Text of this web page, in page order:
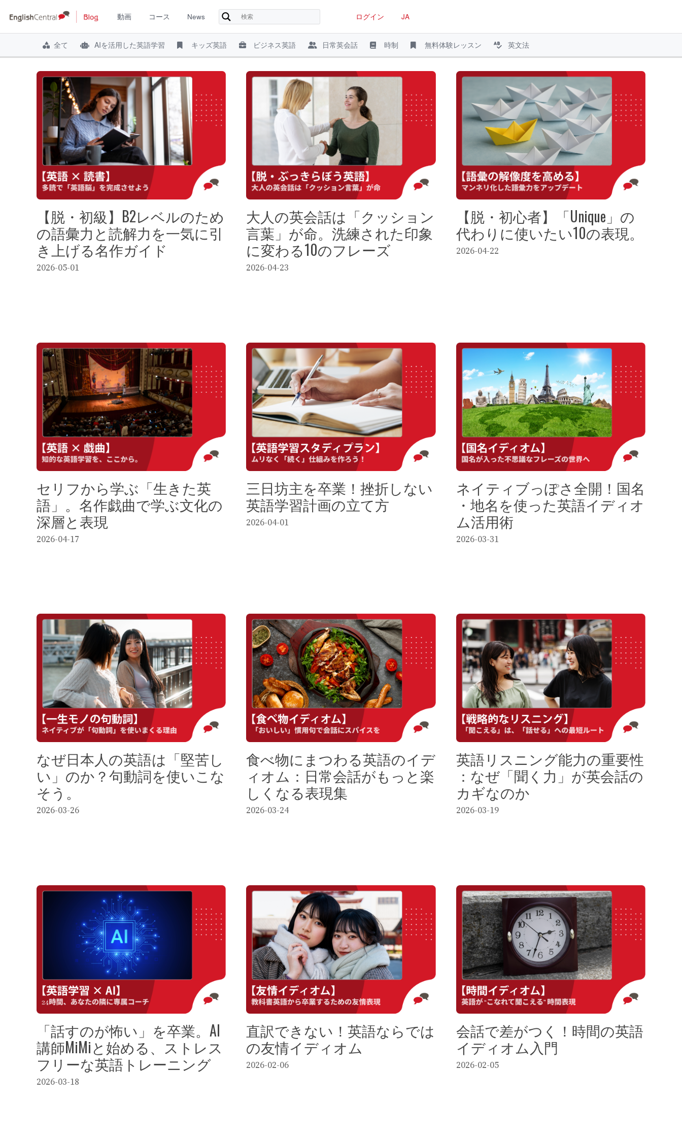
動画 コース News ログイン JA
全て AIを活用した英語学習 キッズ英語 ビジネス英語 日常英会話 時制 無料体験レッスン 英文法
コ
テ
【脱・初級】B2レベルのため
の語彙力と読解力を一気に引
き上げる名作ガイド
2026-05-01
大人の英会話は「クッション
言葉」が命。洗練された印象
に変わる10のフレーズ
2026-04-23
【脱・初心者】「Unique」の
代わりに使いたい10の表現。
2026-04-22
セリフから学ぶ「生きた英
語」。名作戯曲で学ぶ文化の
深層と表現
2026-04-17
三日坊主を卒業！挫折しない
英語学習計画の立て方
2026-04-01
ネイティブっぽさ全開！国名
・地名を使った英語イディオ
ム活用術
2026-03-31
なぜ日本人の英語は「堅苦し
い」のか？句動詞を使いこな
そう。
2026-03-26
食べ物にまつわる英語のイデ
ィオム：日常会話がもっと楽
しくなる表現集
2026-03-24
英語リスニング能力の重要性
：なぜ「聞く力」が英会話の
カギなのか
2026-03-19
「話すのが怖い」を卒業。AI
講師MiMiと始める、ストレス
フリーな英語トレーニング
2026-03-18
直訳できない！英語ならでは
の友情イディオム
2026-02-06
会話で差がつく！時間の英語
イディオム入門
2026-02-05